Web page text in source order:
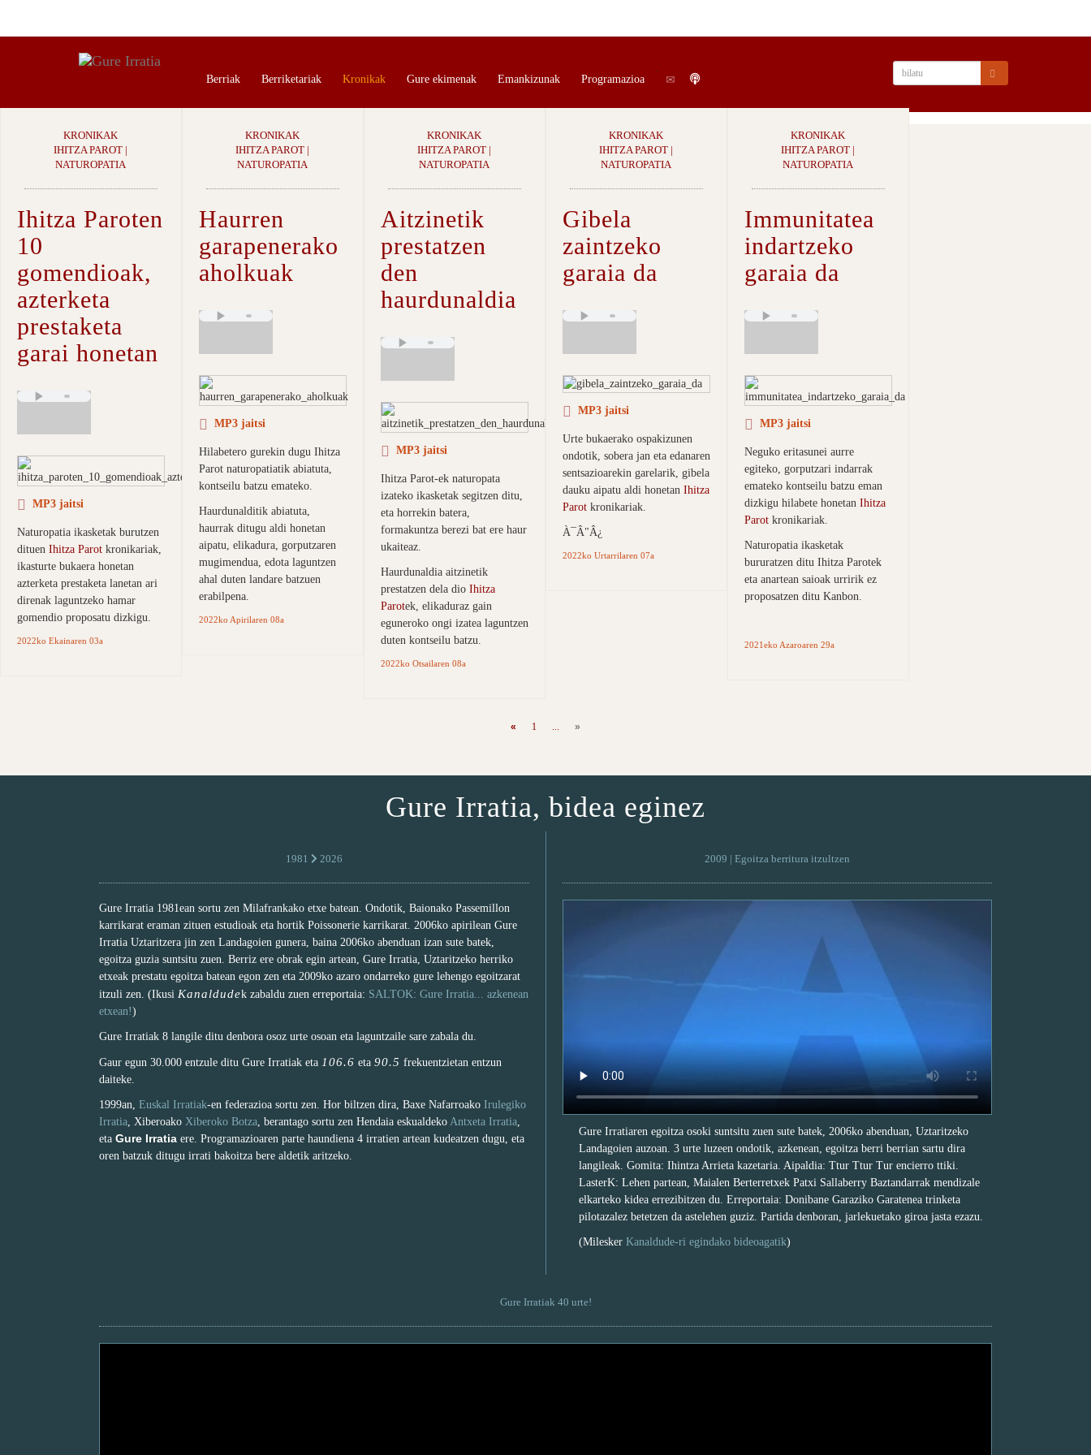
Berriak Berriketariak Kronikak Gure ekimenak Emankizunak Programazioa
. .
KRONIKAK
IHITZA PAROT |
NATUROPATIA
Ihitza Paroten
10
gomendioak,
azterketa
prestaketa
garai honetan
MP3 jaitsi
Naturopatia ikasketak burutzen
dituen Ihitza Parot kronikariak,
ikasturte bukaera honetan
azterketa prestaketa lanetan ari
direnak laguntzeko hamar
gomendio proposatu dizkigu.
2022ko Ekainaren 03a
KRONIKAK
IHITZA PAROT |
NATUROPATIA
Haurren
garapenerako
aholkuak
MP3 jaitsi
Hilabetero gurekin dugu Ihitza
Parot naturopatiatik abiatuta,
kontseilu batzu emateko.
Haurdunalditik abiatuta,
haurrak ditugu aldi honetan
aipatu, elikadura, gorputzaren
mugimendua, edota laguntzen
ahal duten landare batzuen
erabilpena.
2022ko Apirilaren 08a
KRONIKAK
IHITZA PAROT |
NATUROPATIA
Aitzinetik
prestatzen
den
haurdunaldia
MP3 jaitsi
Ihitza Parot-ek naturopata
izateko ikasketak segitzen ditu,
eta horrekin batera,
formakuntza berezi bat ere haur
ukaiteaz.
Haurdunaldia aitzinetik
prestatzen dela dio Ihitza
Parotek, elikaduraz gain
eguneroko ongi izatea laguntzen
duten kontseilu batzu.
2022ko Otsailaren 08a
KRONIKAK
IHITZA PAROT |
NATUROPATIA
Gibela
zaintzeko
garaia da
MP3 jaitsi
Urte bukaerako ospakizunen
ondotik, sobera jan eta edanaren
sentsazioarekin garelarik, gibela
dauku aipatu aldi honetan Ihitza
Parot kronikariak.
À¯Â"Â¿
2022ko Urtarrilaren 07a
KRONIKAK
IHITZA PAROT |
NATUROPATIA
Immunitatea
indartzeko
garaia da
MP3 jaitsi
Neguko eritasunei aurre
egiteko, gorputzari indarrak
emateko kontseilu batzu eman
dizkigu hilabete honetan Ihitza
Parot kronikariak.
Naturopatia ikasketak
bururatzen ditu Ihitza Parotek
eta anartean saioak urririk ez
proposatzen ditu Kanbon.
2021eko Azaroaren 29a
« 1 ... »
Gure Irratia, bidea eginez
1981 2026
Gure Irratia 1981ean sortu zen Milafrankako etxe batean. Ondotik, Baionako Passemillon
karrikarat eraman zituen estudioak eta hortik Poissonerie karrikarat. 2006ko apirilean Gure
Irratia Uztaritzera jin zen Landagoien gunera, baina 2006ko abenduan izan sute batek,
egoitza guzia suntsitu zuen. Berriz ere obrak egin artean, Gure Irratia, Uztaritzeko herriko
etxeak prestatu egoitza batean egon zen eta 2009ko azaro ondarreko gure lehengo egoitzarat
itzuli zen. (Ikusi Kanaldudek zabaldu zuen erreportaia: SALTOK: Gure Irratia... azkenean
etxean!)
Gure Irratiak 8 langile ditu denbora osoz urte osoan eta laguntzaile sare zabala du.
Gaur egun 30.000 entzule ditu Gure Irratiak eta 106.6 eta 90.5 frekuentzietan entzun
daiteke.
1999an, Euskal Irratiak-en federazioa sortu zen. Hor biltzen dira, Baxe Nafarroako Irulegiko
Irratia , Xiberoako Xiberoko Botza , berantago sortu zen Hendaia eskualdeko Antxeta Irratia
eta Gure Irratia ere. Programazioaren parte haundiena 4 irratien artean kudeatzen dugu, eta
oren batzuk ditugu irrati bakoitza bere aldetik aritzeko.
2009 | Egoitza berritura itzultzen
Gure Irratiaren egoitza osoki suntsitu zuen sute batek, 2006ko abenduan, Uztaritzeko
Landagoien auzoan. 3 urte luzeen ondotik, azkenean, egoitza berri berrian sartu dira
langileak. Gomita: Ihintza Arrieta kazetaria. Aipaldia: Ttur Ttur Tur encierro ttiki.
LasterK: Lehen partean, Maialen Berterretxek Patxi Sallaberry Baztandarrak mendizale
elkarteko kidea errezibitzen du. Erreportaia: Donibane Garaziko Garatenea trinketa
pilotazalez betetzen da astelehen guziz. Partida denboran, jarlekuetako giroa jasta ezazu.
(Milesker Kanaldude-ri egindako bideoagatik)
Gure Irratiak 40 urte!